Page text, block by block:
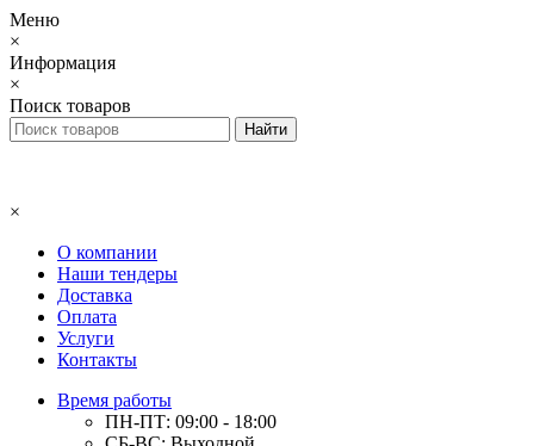
Меню
×
Информация
×
Поиск товаров
×
О компании
Наши тендеры
Доставка
Оплата
Услуги
Контакты
Время работы
ПН-ПТ: 09:00 - 18:00